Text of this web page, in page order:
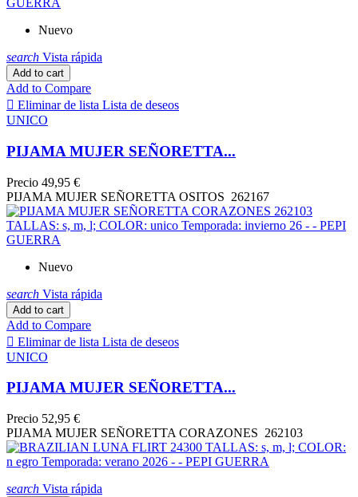
Nuevo
search Vista rápida
Add to cart
Add to Compare
 Eliminar de lista Lista de deseos
UNICO
PIJAMA MUJER SEÑORETTA...
Precio 49,95 €
PIJAMA MUJER SEÑORETTA OSITOS 262167
Nuevo
search Vista rápida
Add to cart
Add to Compare
 Eliminar de lista Lista de deseos
UNICO
PIJAMA MUJER SEÑORETTA...
Precio 52,95 €
PIJAMA MUJER SEÑORETTA CORAZONES 262103
search Vista rápida